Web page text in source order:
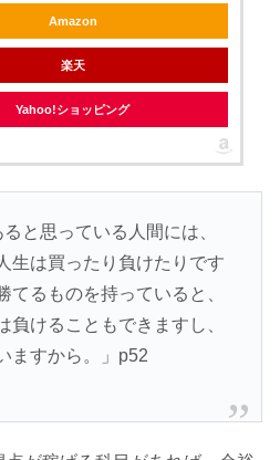
Amazon
楽天
Yahoo!ショッピング
と思っている人間には、
生は買ったり負けたりです
てるものを持っていると、
負けることもできますし、
ますから。」p52